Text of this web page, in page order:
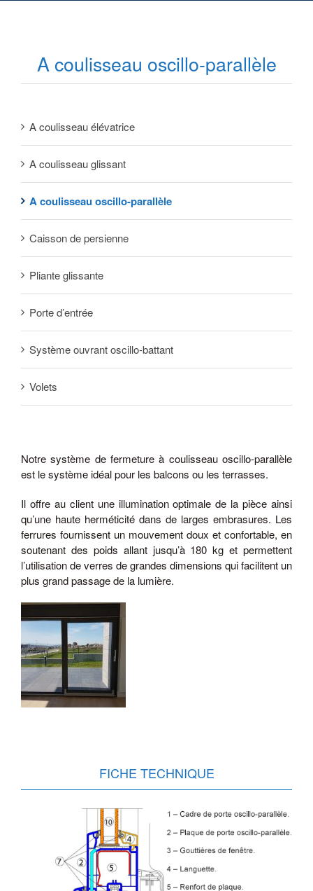
A coulisseau oscillo-parallèle
A coulisseau élévatrice
A coulisseau glissant
A coulisseau oscillo-parallèle
Caisson de persienne
Pliante glissante
Porte d’entrée
Système ouvrant oscillo-battant
Volets
Notre système de fermeture à coulisseau oscillo-parallèle
est le système idéal pour les balcons ou les terrasses.
Il offre au client une illumination optimale de la pièce ainsi
qu’une haute herméticité dans de larges embrasures. Les
ferrures fournissent un mouvement doux et confortable, en
soutenant des poids allant jusqu’à 180 kg et permettent
l’utilisation de verres de grandes dimensions qui facilitent un
plus grand passage de la lumière.
FICHE TECHNIQUE